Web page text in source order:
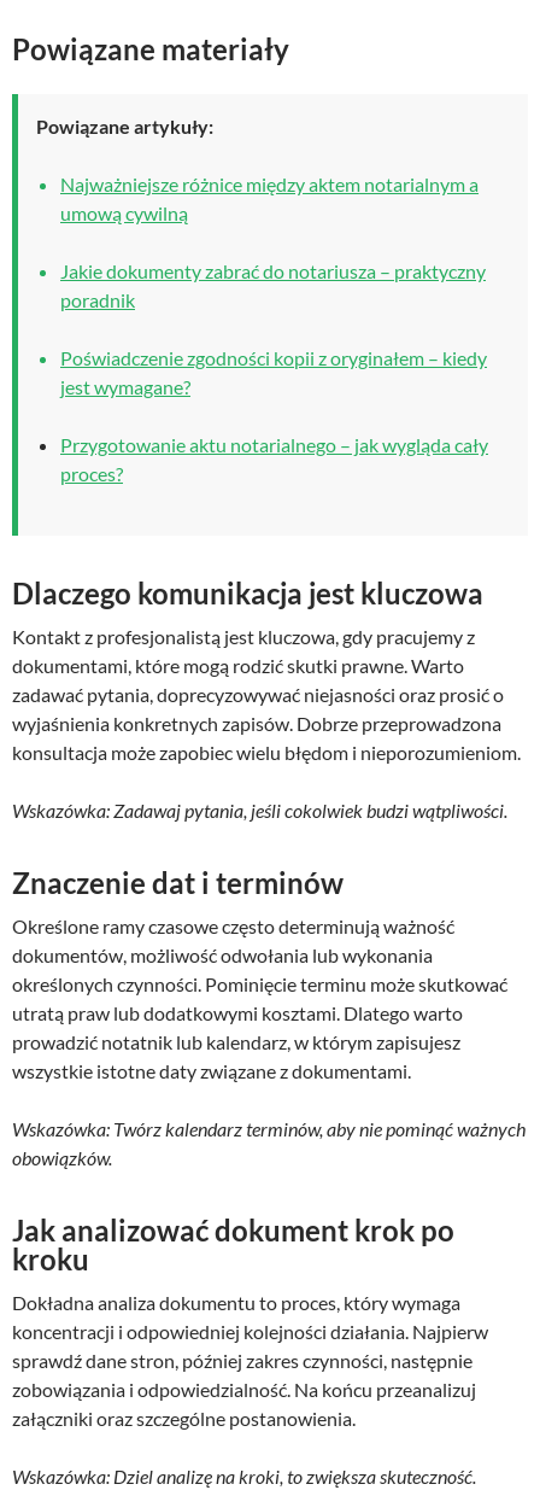
Powiązane materiały
Powiązane artykuły:
Najważniejsze różnice między aktem notarialnym a
umową cywilną
Jakie dokumenty zabrać do notariusza – praktyczny
poradnik
Poświadczenie zgodności kopii z oryginałem – kiedy
jest wymagane?
Przygotowanie aktu notarialnego – jak wygląda cały
proces?
Dlaczego komunikacja jest kluczowa
Kontakt z profesjonalistą jest kluczowa, gdy pracujemy z
dokumentami, które mogą rodzić skutki prawne. Warto
zadawać pytania, doprecyzowywać niejasności oraz prosić o
wyjaśnienia konkretnych zapisów. Dobrze przeprowadzona
konsultacja może zapobiec wielu błędom i nieporozumieniom.
Wskazówka: Zadawaj pytania, jeśli cokolwiek budzi wątpliwości.
Znaczenie dat i terminów
Określone ramy czasowe często determinują ważność
dokumentów, możliwość odwołania lub wykonania
określonych czynności. Pominięcie terminu może skutkować
utratą praw lub dodatkowymi kosztami. Dlatego warto
prowadzić notatnik lub kalendarz, w którym zapisujesz
wszystkie istotne daty związane z dokumentami.
Wskazówka: Twórz kalendarz terminów, aby nie pominąć ważnych
obowiązków.
Jak analizować dokument krok po
kroku
Dokładna analiza dokumentu to proces, który wymaga
koncentracji i odpowiedniej kolejności działania. Najpierw
sprawdź dane stron, później zakres czynności, następnie
zobowiązania i odpowiedzialność. Na końcu przeanalizuj
załączniki oraz szczególne postanowienia.
Wskazówka: Dziel analizę na kroki, to zwiększa skuteczność.